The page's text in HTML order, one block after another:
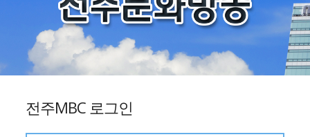
전주MBC 로그인